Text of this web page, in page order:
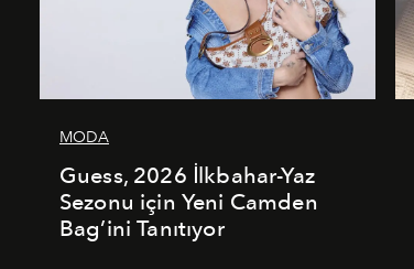
MODA
Guess, 2026 İlkbahar-Yaz
Sezonu için Yeni Camden
Bag’ini Tanıtıyor